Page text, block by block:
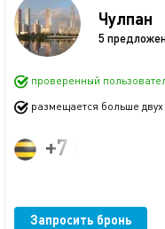
Чулпан
5
проверенный
размещается больше двух
+7 (965)
Запросить бронь